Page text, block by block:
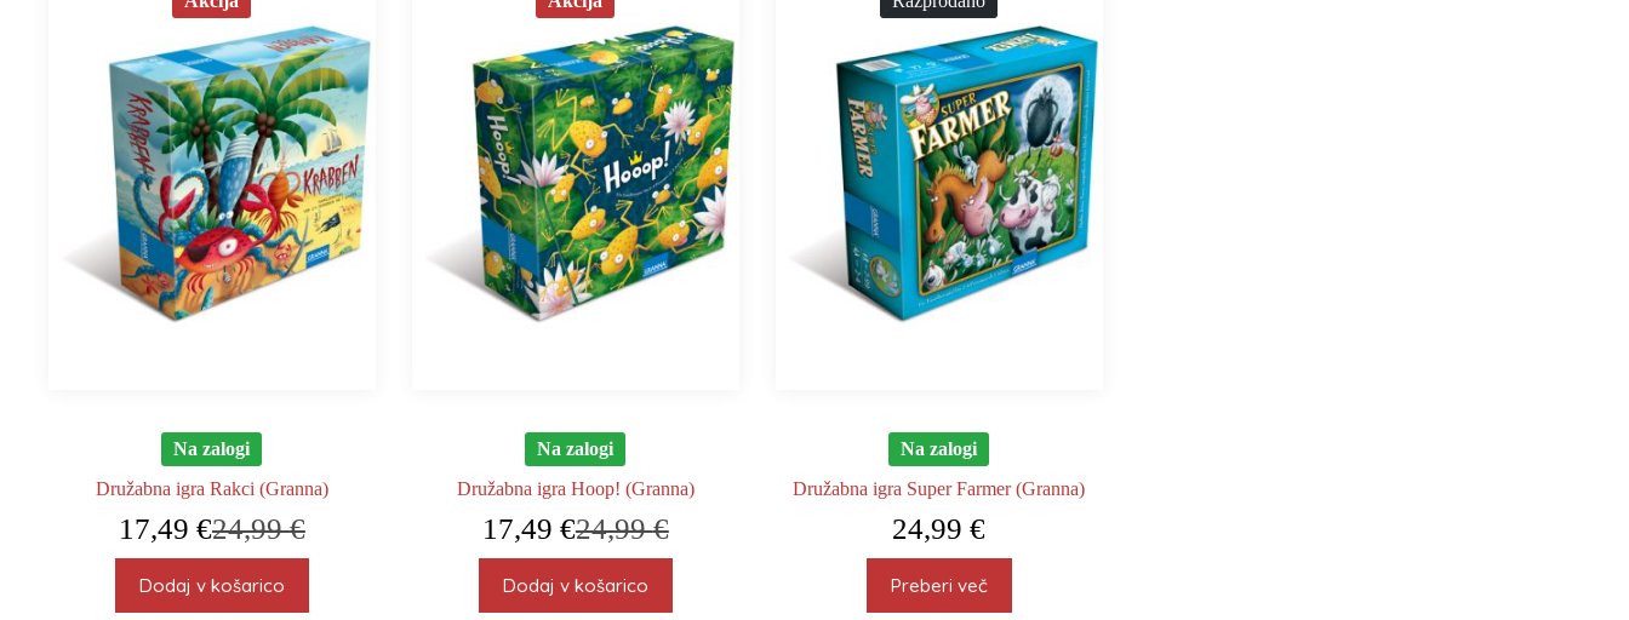
Na zalogi
Družabna igra Rakci (Granna)
24,99€
Izvirna
cena
je
17,49 €Trenutna
cena
je:
Dodaj v košarico
Na zalogi
Družabna igra Hoop! (Granna)
24,99€
Izvirna
cena
je
17,49 €Trenutna
cena
je:
Dodaj v košarico
Na zalogi
Družabna igra Super Farmer (Granna)
24,99€
Preberi več